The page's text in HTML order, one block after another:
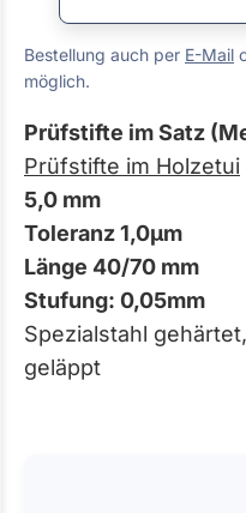
Bestellung auch per E-Mail
möglich.
Prüfstifte im Satz
Prüfstifte im Holzetui
5,0 mm
Toleranz 1,0µm
Länge 40/70 mm
Stufung: 0,05mm
Spezialstahl
geläppt